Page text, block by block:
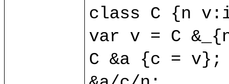
class C {n
var v = C
C &a {c = v};